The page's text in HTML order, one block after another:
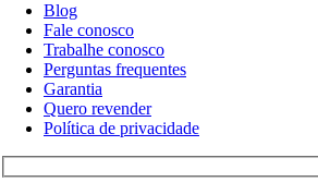
Blog
Fale conosco
Trabalhe conosco
Perguntas frequentes
Garantia
Quero revender
Política de privacidade